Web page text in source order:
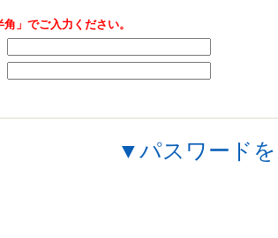
」でご入力ください。
▼パスワード